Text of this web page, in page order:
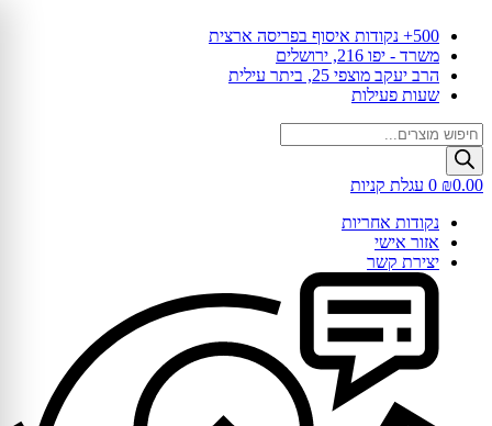
לתוכן
500+ נקודות איסוף בפריסה ארצית
משרד - יפו 216, ירושלים
הרב יעקב מוצפי 25, ביתר עילית
שעות פעילות
Products
search
₪0.00
0 עגלת קניות
נקודות אחריות
אזור אישי
יצירת קשר